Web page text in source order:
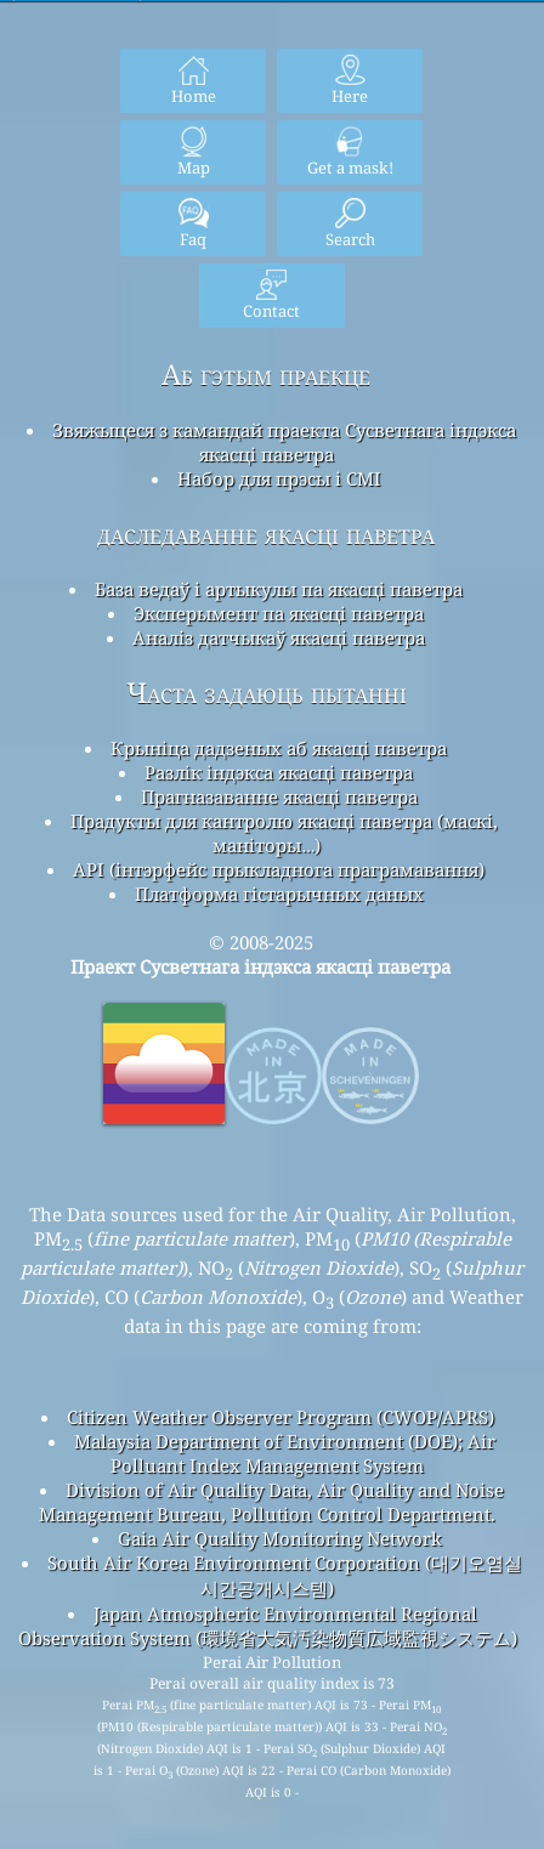
Home Here
Map Get a mask!
Faq Search
Contact
Аб гэтым праекце
Звяжыцеся з камандай праекта Сусветнага індэкса
якасці паветра
Набор для прэсы і СМІ
даследаванне якасці паветра
База ведаў і артыкулы па якасці паветра
Эксперымент па якасці паветра
Аналіз датчыкаў якасці паветра
Часта задаюць пытанні
Крыніца дадзеных аб якасці паветра
Разлік індэкса якасці паветра
Прагназаванне якасці паветра
Прадукты для кантролю якасці паветра (маскі,
маніторы…)
API (інтэрфейс прыкладнога праграмавання)
Платформа гістарычных даных
© 2008-2025
Праект Сусветнага індэкса якасці паветра
The Data sources used for the Air Quality, Air Pollution,
PM2.5 (fine particulate matter), PM10(PM10 (Respirable
particulate matter)), NO2 (Nitrogen Dioxide), SO2 (Sulphur
Dioxide), CO (Carbon Monoxide), O3 (Ozone) and Weather
data in this page are coming from:
Citizen Weather Observer Program (CWOP/APRS)
Malaysia Department of Environment (DOE); Air
Polluant Index Management System
Division of Air Quality Data, Air Quality and Noise
Management Bureau, Pollution Control Department.
Gaia Air Quality Monitoring Network
South Air Korea Environment Corporation (대기오염실
시간공개시스템)
Japan Atmospheric Environmental Regional
Observation System (環境省大気汚染物質広域監視システム)
Perai Air Pollution
Perai overall air quality index is 73
Perai PM2.5 (fine particulate matter) AQI is 73 - Perai PM10
(PM10 (Respirable particulate matter)) AQI is 33 - Perai NO2
(Nitrogen Dioxide) AQI is 1 - Perai SO2 (Sulphur Dioxide) AQI
is 1 - Perai O3(Ozone) AQI is 22 - Perai CO (Carbon Monoxide)
AQI is 0 -